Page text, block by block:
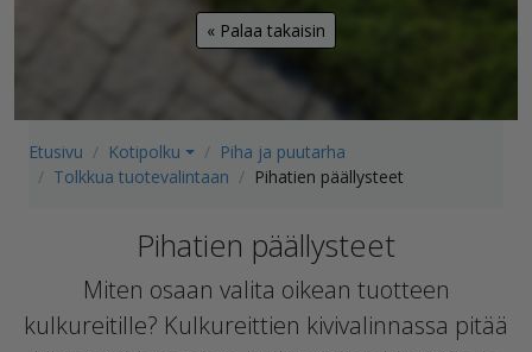
« Palaa takaisin
Etusivu Kotipolku
Piha ja puutarha
Tolkkua tuotevalintaan
Pihatien päällysteet
Pihatien päällysteet
Miten osaan valita oikean tuotteen
kulkureitille? Kulkureittien kivivalinnassa pitää